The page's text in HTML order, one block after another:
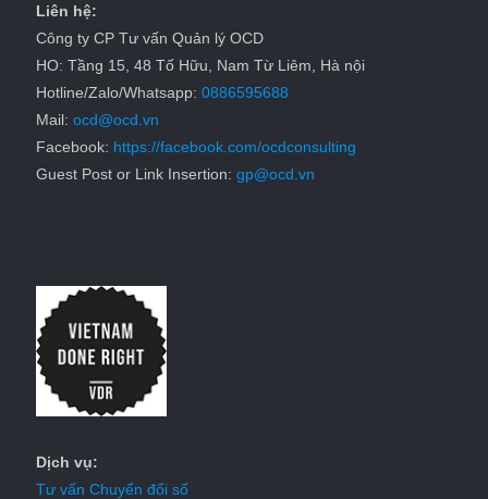
Liên hệ:
Công ty CP Tư vấn Quản lý OCD
HO: Tầng 15, 48 Tố Hữu, Nam Từ Liêm, Hà nội
Hotline/Zalo/Whatsapp: 0886595688
Mail: ocd@ocd.vn
Facebook: https://facebook.com/ocdconsulting
Guest Post or Link Insertion: gp@ocd.vn
Dịch vụ:
Tư vấn Chuyển đổi số